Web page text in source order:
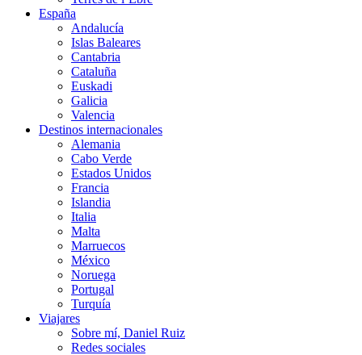
España
Andalucía
Islas Baleares
Cantabria
Cataluña
Euskadi
Galicia
Valencia
Destinos internacionales
Alemania
Cabo Verde
Estados Unidos
Francia
Islandia
Italia
Malta
Marruecos
México
Noruega
Portugal
Turquía
Viajares
Sobre mí, Daniel Ruiz
Redes sociales